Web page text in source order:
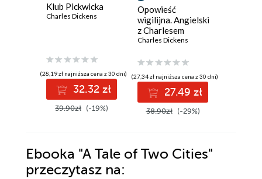
Klub Pickwicka
Charles Dickens
(28,19 zł najniższa cena z 30 dni)
32.32 zł
39.90zł (-19%)
Opowieść
wigilijna. Angielski
z Charlesem
Dickensem
Charles Dickens
(27,34 zł najniższa cena z 30 dni)
27.49 zł
38.90zł (-29%)
Ebooka "A Tale of Two Cities"
przeczytasz na: